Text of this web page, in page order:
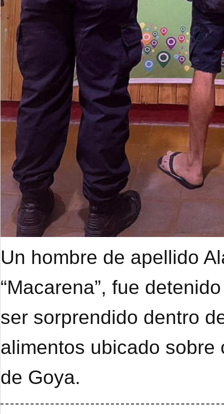
Un hombre de apellido
“Macarena”, fue
ser sorprendido dentro
alimentos ubicado
de Goya.